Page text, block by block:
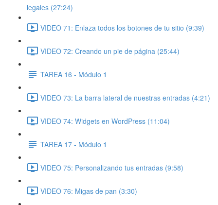
legales (27:24)
VIDEO 71: Enlaza todos los botones de tu sitio (9:39)
VIDEO 72: Creando un pie de página (25:44)
TAREA 16 - Módulo 1
VIDEO 73: La barra lateral de nuestras entradas (4:21)
VIDEO 74: Widgets en WordPress (11:04)
TAREA 17 - Módulo 1
VIDEO 75: Personalizando tus entradas (9:58)
VIDEO 76: Migas de pan (3:30)